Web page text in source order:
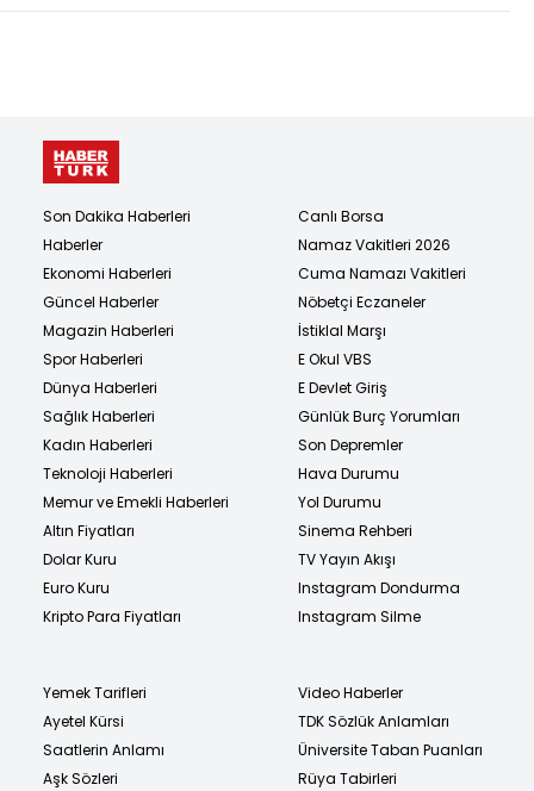
Son Dakika Haberleri
Haberler
Ekonomi Haberleri
Güncel Haberler
Magazin Haberleri
Spor Haberleri
Dünya Haberleri
Sağlık Haberleri
Kadın Haberleri
Teknoloji Haberleri
Memur ve Emekli Haberleri
Altın Fiyatları
Dolar Kuru
Euro Kuru
Kripto Para Fiyatları
Canlı Borsa
Namaz Vakitleri 2026
Cuma Namazı Vakitleri
Nöbetçi Eczaneler
İstiklal Marşı
E Okul VBS
E Devlet Giriş
Günlük Burç Yorumları
Son Depremler
Hava Durumu
Yol Durumu
Sinema Rehberi
TV Yayın Akışı
Instagram Dondurma
Instagram Silme
Yemek Tarifleri
Ayetel Kürsi
Saatlerin Anlamı
Aşk Sözleri
Video Haberler
TDK Sözlük Anlamları
Üniversite Taban Puanları
Rüya Tabirleri